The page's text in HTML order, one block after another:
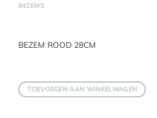
BEZEMS
BEZEM ROOD 28CM
TOEVOEGEN AAN WINKELWAGEN